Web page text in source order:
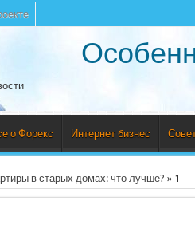
о Форекс Интернет бизнес
в старых домах: что лучше? » 1